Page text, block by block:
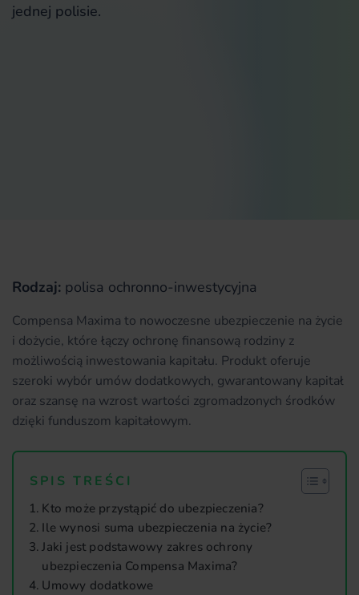
jednej polisie.
Rodzaj: polisa ochronno-inwestycyjna
Compensa Maxima to nowoczesne ubezpieczenie na życie
i dożycie, które łączy ochronę finansową rodziny z
możliwością inwestowania kapitału. Produkt oferuje
szeroki wybór umów dodatkowych, gwarantowany kapitał
oraz szansę na wzrost wartości zgromadzonych środków
dzięki funduszom kapitałowym.
SPIS TREŚCI
Kto może przystąpić do ubezpieczenia?
Ile wynosi suma ubezpieczenia na życie?
Jaki jest podstawowy zakres ochrony
ubezpieczenia Compensa Maxima?
Umowy dodatkowe